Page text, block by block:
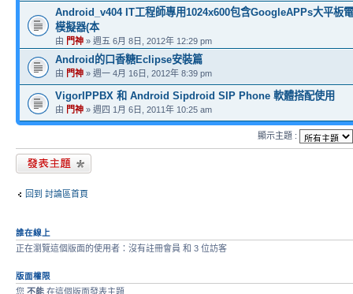
Android_v404 IT工程師專用1024x600包含GoogleAPPs大平板
模擬器(本
由 門神 » 週五 6月 8日, 2012年 12:29 pm
Android的口香糖Eclipse安裝篇
由 門神 » 週一 4月 16日, 2012年 8:39 pm
VigorIPPBX 和 Android Sipdroid SIP Phone 軟體搭配使用
由 門神 » 週四 1月 6日, 2011年 10:25 am
顯示主題 :
發表新主題
回到 討論區首頁
誰在線上
正在瀏覽這個版面的使用者：沒有註冊會員 和 3 位訪客
版面權限
您 不能 在這個版面發表主題